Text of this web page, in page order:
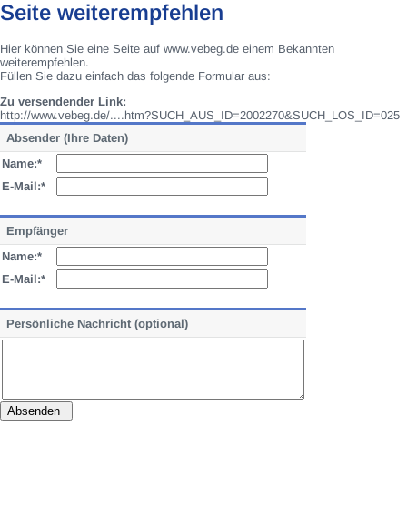
Seite weiterempfehlen
Hier können Sie eine Seite auf www.vebeg.de einem Bekannten
weiterempfehlen.
Füllen Sie dazu einfach das folgende Formular aus:
Zu versendender Link:
http://www.vebeg.de/....htm?SUCH_AUS_ID=2002270&SUCH_LOS_ID=025
Absender (Ihre Daten)
Name:*
E-Mail:*
Empfänger
Name:*
E-Mail:*
Persönliche Nachricht (optional)